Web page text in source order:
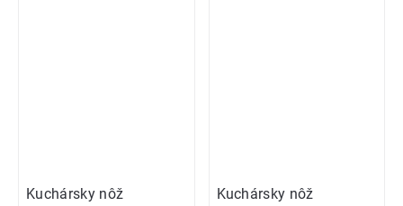
Kuchársky nôž
Kuchársky nôž